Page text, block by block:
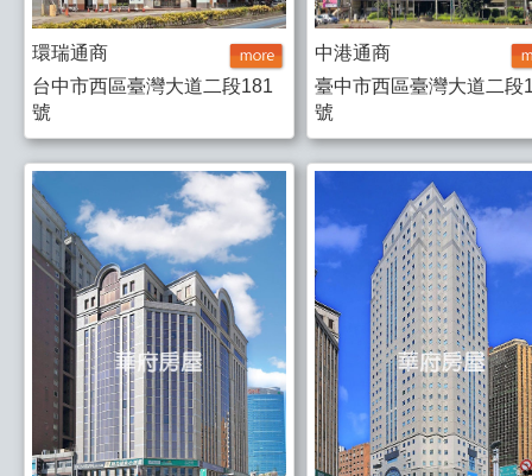
環瑞通商
台中市西區臺灣大道二段181
號
中港通商
臺中市西區臺灣大道二段
號